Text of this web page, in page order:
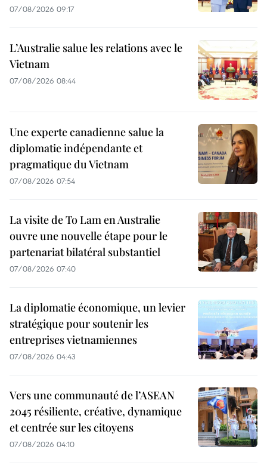
07/08/2026 09:17
L’Australie salue les relations avec le
Vietnam
07/08/2026 08:44
Une experte canadienne salue la
diplomatie indépendante et
pragmatique du Vietnam
07/08/2026 07:54
La visite de To Lam en Australie
ouvre une nouvelle étape pour le
partenariat bilatéral substantiel
07/08/2026 07:40
La diplomatie économique, un levier
stratégique pour soutenir les
entreprises vietnamiennes
07/08/2026 04:43
Vers une communauté de l’ASEAN
2045 résiliente, créative, dynamique
et centrée sur les citoyens
07/08/2026 04:10